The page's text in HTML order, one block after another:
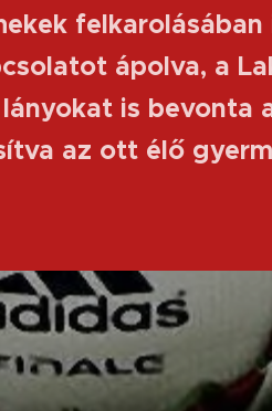
felkarolásában
ápolva, a
is bevonta
az ott élő